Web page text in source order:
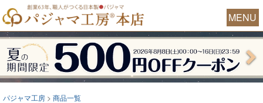
MENU
パジャマ工房 商品一覧